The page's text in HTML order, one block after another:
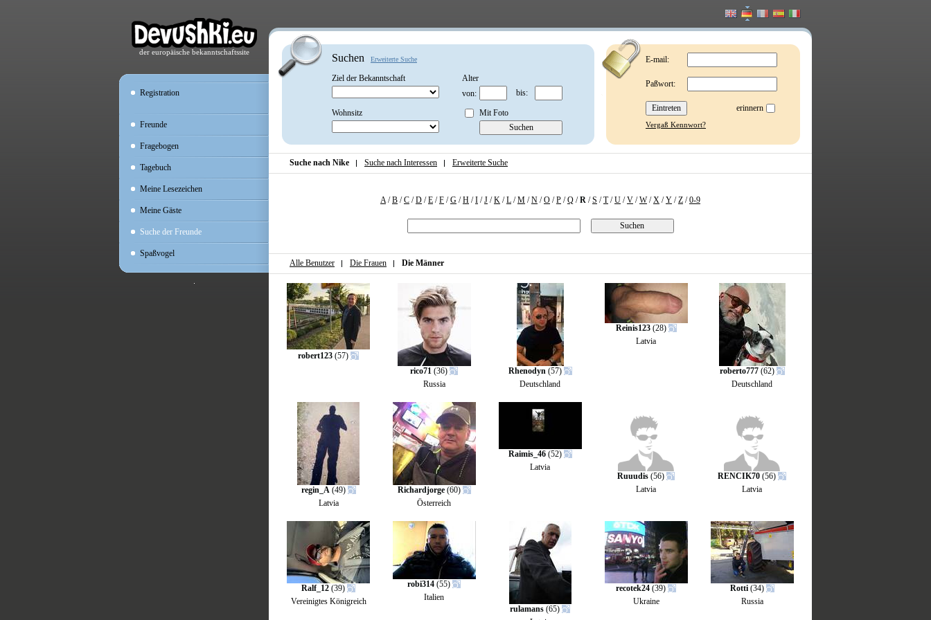
der europäische bekanntschaftssite
Registration
Freunde
Fragebogen
Tagebuch
Meine Lesezeichen
Meine Gäste
Suche der Freunde
Spaßvogel
Suchen Erweiterte Suche
Ziel der Bekanntschaft
Alter
von:
bis:
Wohnsitz Mit Foto
E-mail:
Paßwort:
erinnern
Vergaß Kennwort?
Suche nach Nike Suche nach Interessen Erweiterte Suche
A/B /C /D /E /F /G /H /I /J /K /L /M /N /O /P /Q /R /S /T/U /V /W/X /Y /Z /0-9
Alle Benutzer Die Frauen Die Männer
robert123 (57)
rico71 (36)
Russia
Rhenodyn(57)
Deutschland
Reinis123(28)
Latvia
roberto777(62)
Deutschland
regin_A(49)
Latvia
Richardjorge(60)
Österreich
Raimis_46(52)
Latvia
Ruuudis (56)
Latvia
RENCIK70 (56)
Latvia
Ralf_12 (39)
Vereinigtes Königreich
robi314 (55)
Italien
rulamans (65)
recotek24 (39)
Ukraine
Rotti(34)
Russia